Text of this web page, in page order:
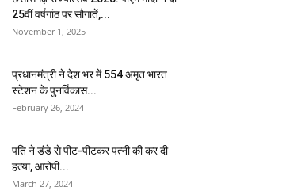
25वीं वर्षगांठ पर सौगातें,...
November 1, 2025
प्रधानमंत्री ने देश भर में 554 अमृत भारत
स्टेशन के पुनर्विकास...
February 26, 2024
पति ने डंडे से पीट-पीटकर पत्नी की कर दी
हत्या, आरोपी...
March 27, 2024